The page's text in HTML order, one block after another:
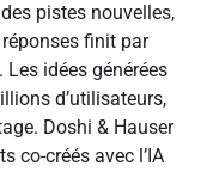
pistes nouvelles,
finit par
Les idées générées
d’utilisateurs,
Doshi & Hauser
co-créés avec l’IA